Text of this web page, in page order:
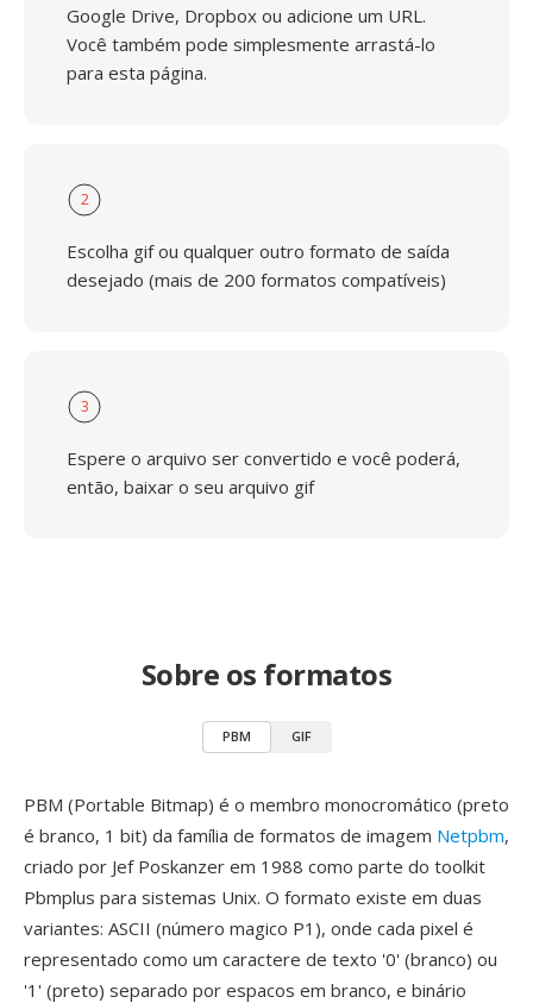
Google Drive, Dropbox ou adicione um URL.
Você também pode simplesmente arrastá-lo
para esta página.
2
Escolha gif ou qualquer outro formato de saída
desejado (mais de 200 formatos compatíveis)
3
Espere o arquivo ser convertido e você poderá,
então, baixar o seu arquivo gif
Sobre os formatos
PBM GIF
PBM (Portable Bitmap) é o membro monocromático (preto
é branco, 1 bit) da família de formatos de imagem Netpbm,
criado por Jef Poskanzer em 1988 como parte do toolkit
Pbmplus para sistemas Unix. O formato existe em duas
variantes: ASCII (número magico P1), onde cada pixel é
representado como um caractere de texto '0' (branco) ou
'1' (preto) separado por espacos em branco, e binário